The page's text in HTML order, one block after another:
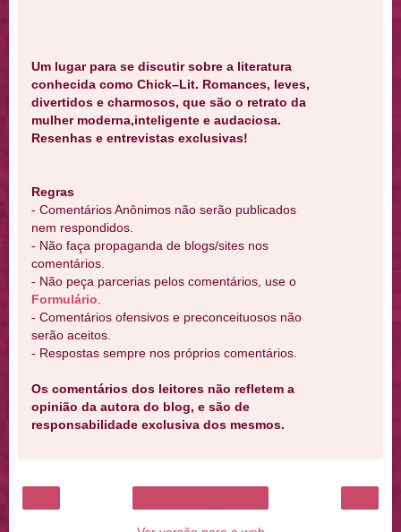
Um lugar para se discutir sobre a literatura
conhecida como Chick–Lit. Romances, leves,
divertidos e charmosos, que são o retrato da
mulher moderna,inteligente e audaciosa.
Resenhas e entrevistas exclusivas!
Regras
- Comentários Anônimos não serão publicados
nem respondidos.
- Não faça propaganda de blogs/sites nos
comentários.
- Não peça parcerias pelos comentários, use o
Formulário
- Comentários ofensivos e preconceituosos não
serão aceitos.
- Respostas sempre nos próprios comentários.
Os comentários dos leitores não refletem a
opinião da autora do blog, e são de
responsabilidade exclusiva dos mesmos.